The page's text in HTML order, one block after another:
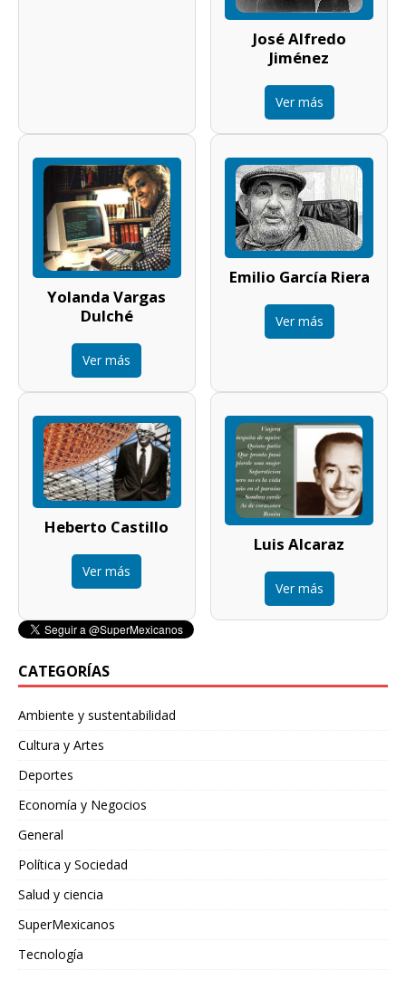
José Alfredo
Jiménez
Ver más
Yolanda Vargas
Dulché
Ver más
Emilio García Riera
Ver más
Heberto Castillo
Ver más
Luis Alcaraz
Ver más
CATEGORÍAS
Ambiente y sustentabilidad
Cultura y Artes
Deportes
Economía y Negocios
General
Política y Sociedad
Salud y ciencia
SuperMexicanos
Tecnología